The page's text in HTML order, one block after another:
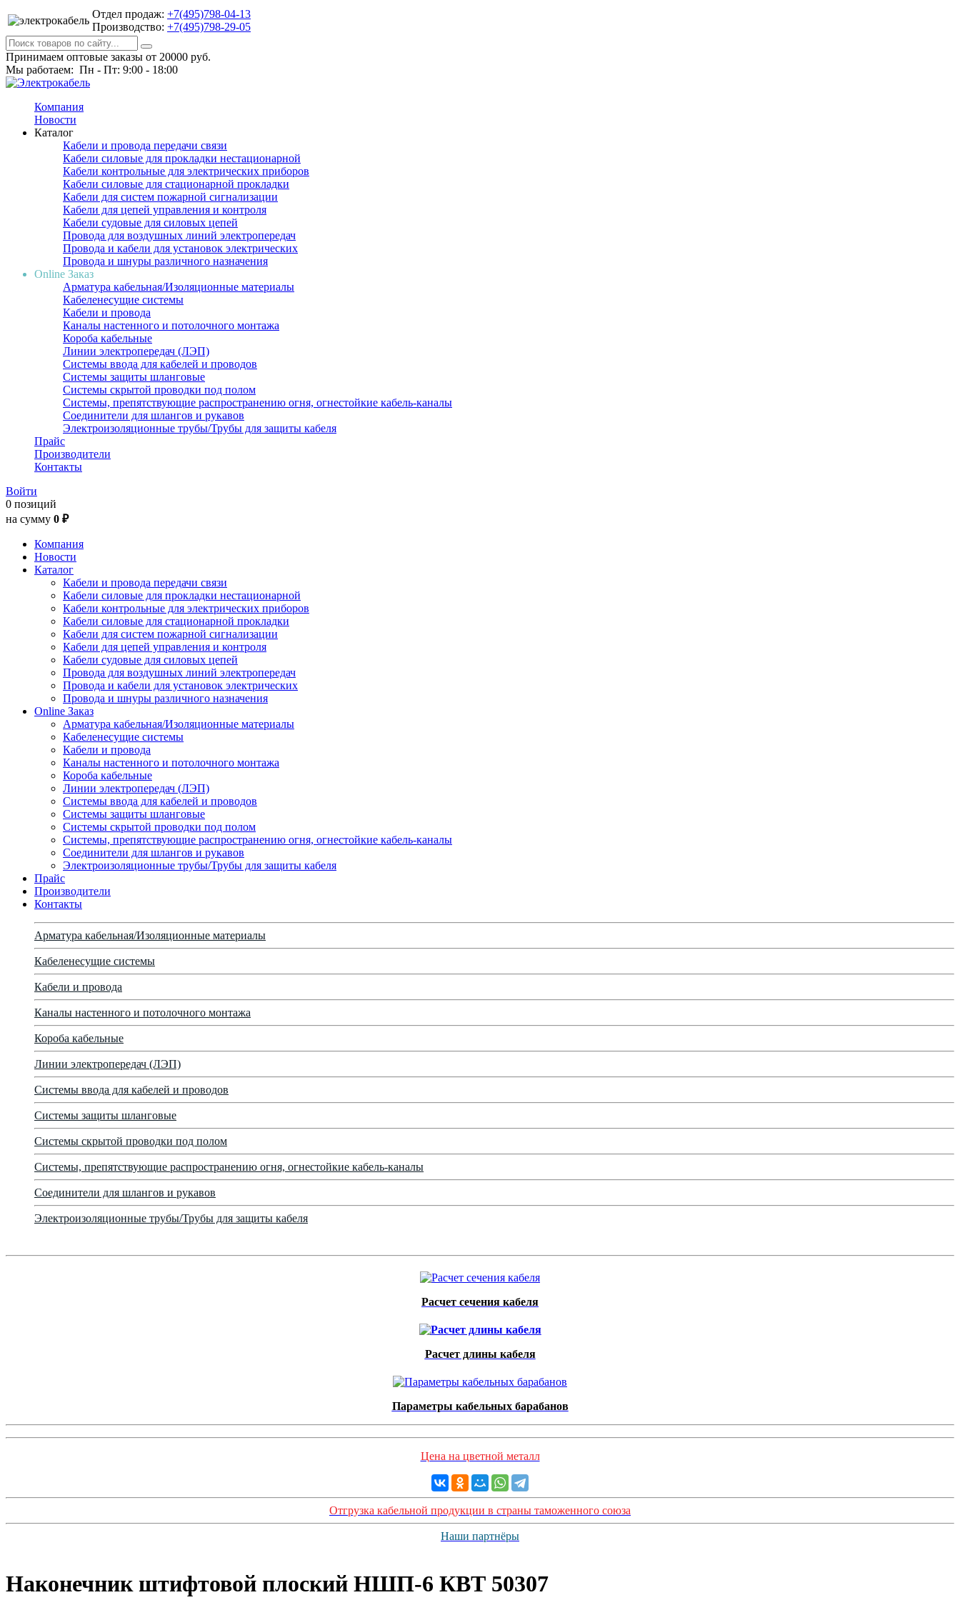
Отдел продаж: +7(495)798-04-13
Производство: +7(495)798-29-05
Принимаем оптовые заказы от 20000 руб.
Мы работаем: Пн - Пт: 9:00 - 18:00
Компания
Новости
Каталог
Кабели и провода передачи связи
Кабели силовые для прокладки нестационарной
Кабели контрольные для электрических приборов
Кабели силовые для стационарной прокладки
Кабели для систем пожарной сигнализации
Кабели для цепей управления и контроля
Кабели судовые для силовых цепей
Провода для воздушных линий электропередач
Провода и кабели для установок электрических
Провода и шнуры различного назначения
Online Заказ
Арматура кабельная/Изоляционные материалы
Кабеленесущие системы
Кабели и провода
Каналы настенного и потолочного монтажа
Короба кабельные
Линии электропередач (ЛЭП)
Системы ввода для кабелей и проводов
Системы защиты шланговые
Системы скрытой проводки под полом
Системы, препятствующие распространению огня, огнестойкие кабель-каналы
Соединители для шлангов и рукавов
Электроизоляционные трубы/Трубы для защиты кабеля
Прайс
Производители
Контакты
Войти
0 позиций
на сумму 0 ₽
Компания
Новости
Каталог
Кабели и провода передачи связи
Кабели силовые для прокладки нестационарной
Кабели контрольные для электрических приборов
Кабели силовые для стационарной прокладки
Кабели для систем пожарной сигнализации
Кабели для цепей управления и контроля
Кабели судовые для силовых цепей
Провода для воздушных линий электропередач
Провода и кабели для установок электрических
Провода и шнуры различного назначения
Online Заказ
Арматура кабельная/Изоляционные материалы
Кабеленесущие системы
Кабели и провода
Каналы настенного и потолочного монтажа
Короба кабельные
Линии электропередач (ЛЭП)
Системы ввода для кабелей и проводов
Системы защиты шланговые
Системы скрытой проводки под полом
Системы, препятствующие распространению огня, огнестойкие кабель-каналы
Соединители для шлангов и рукавов
Электроизоляционные трубы/Трубы для защиты кабеля
Прайс
Производители
Контакты
Арматура кабельная/Изоляционные материалы
Кабеленесущие системы
Кабели и провода
Каналы настенного и потолочного монтажа
Короба кабельные
Линии электропередач (ЛЭП)
Системы ввода для кабелей и проводов
Системы защиты шланговые
Системы скрытой проводки под полом
Системы, препятствующие распространению огня, огнестойкие кабель-каналы
Соединители для шлангов и рукавов
Электроизоляционные трубы/Трубы для защиты кабеля
Расчет сечения кабеля
Расчет длины кабеля
Параметры кабельных барабанов
Цена на цветной металл
Отгрузка кабельной продукции в страны таможенного союза
Наши партнёры
Наконечник штифтовой плоский НШП-6 КВТ 50307